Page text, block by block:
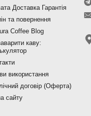
Доставка Гарантія
та повернення
Coffee Blog
каву:
використання
договір (Оферта)
сайту